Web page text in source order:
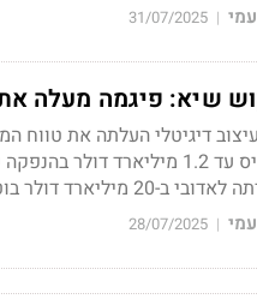
|
31/07/2025
פיגמה מעלה את יעד
דולר ועשויה לגייס עד 1.2
מיליארד דולר בוטלה
|
28/07/2025